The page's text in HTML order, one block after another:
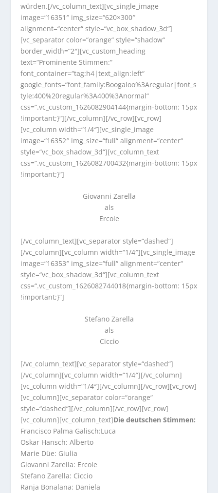
würden.[/vc_column_text][vc_single_image
image=“16351″ img_size=“620×300″
alignment=“center“ style=“vc_box_shadow_3d“]
[vc_separator color=“orange“ style=“shadow“
border_width=“2″][vc_custom_heading
text=“Prominente Stimmen:“
font_container=“tag:h4|text_align:left“
google_fonts=“font_family:Boogaloo%3Aregular|font_s
tyle:400%20regular%3A400%3Anormal“
css=“.vc_custom_1626082904144{margin-bottom: 15px
!important;}“][/vc_column][/vc_row][vc_row]
[vc_column width=“1/4″][vc_single_image
image=“16352″ img_size=“full“ alignment=“center“
style=“vc_box_shadow_3d“][vc_column_text
css=“.vc_custom_1626082700432{margin-bottom: 15px
!important;}“]
Giovanni Zarella
als
Ercole
[/vc_column_text][vc_separator style=“dashed“]
[/vc_column][vc_column width=“1/4″][vc_single_image
image=“16353″ img_size=“full“ alignment=“center“
style=“vc_box_shadow_3d“][vc_column_text
css=“.vc_custom_1626082744018{margin-bottom: 15px
!important;}“]
Stefano Zarella
als
Ciccio
[/vc_column_text][vc_separator style=“dashed“]
[/vc_column][vc_column width=“1/4″][/vc_column]
[vc_column width=“1/4″][/vc_column][/vc_row][vc_row]
[vc_column][vc_separator color=“orange“
style=“dashed“][/vc_column][/vc_row][vc_row]
[vc_column][vc_column_text]Die deutschen Stimmen:
Francisco Palma Galisch:Luca
Oskar Hansch: Alberto
Marie Düe: Giulia
Giovanni Zarella: Ercole
Stefano Zarella: Ciccio
Ranja Bonalana: Daniela